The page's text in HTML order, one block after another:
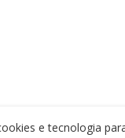
e tecnologia